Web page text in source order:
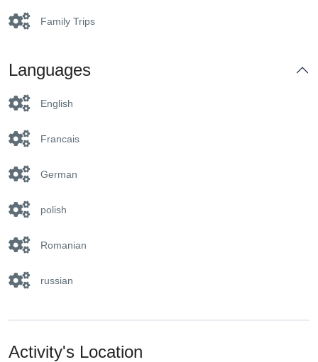
Family Trips
Languages
English
Francais
German
polish
Romanian
russian
Activity's Location